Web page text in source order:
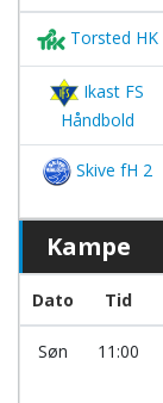
Torsted HK
Ikast FS
Håndbold
Skive fH 2
Kampe
Dato Tid
Søn 11:00